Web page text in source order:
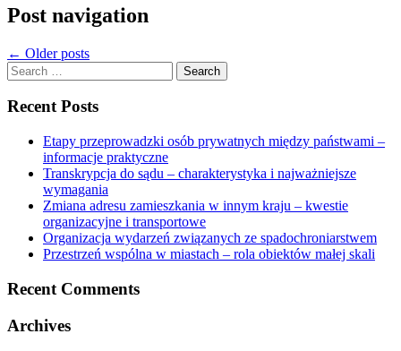
Post navigation
← Older posts
Search
for:
Recent Posts
Etapy przeprowadzki osób prywatnych między państwami –
informacje praktyczne
Transkrypcja do sądu – charakterystyka i najważniejsze
wymagania
Zmiana adresu zamieszkania w innym kraju – kwestie
organizacyjne i transportowe
Organizacja wydarzeń związanych ze spadochroniarstwem
Przestrzeń wspólna w miastach – rola obiektów małej skali
Recent Comments
Archives